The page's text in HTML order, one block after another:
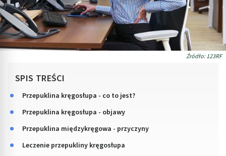
Źródło: 123RF
SPIS TREŚCI
Przepuklina kręgosłupa - co to jest?
Przepuklina kręgosłupa - objawy
Przepuklina międzykręgowa - przyczyny
Leczenie przepukliny kręgosłupa